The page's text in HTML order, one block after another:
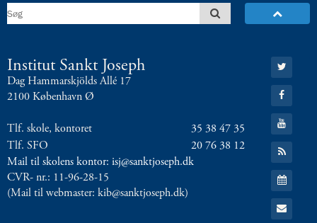
Institut Sankt Joseph
Dag Hammarskjölds Allé 17
2100 København Ø
Tlf. skole, kontoret
35 38 47 35
Tlf. SFO
20 76 38 12
Mail til skolens kontor: isj@sanktjoseph.dk
CVR- nr.: 11-96-28-15
(Mail til webmaster: kib@sanktjoseph.dk)
Gå
til:
Twitter
Gå
til:
Facebook
Gå
til:
YouTube
Gå
til:
RSS
feed
Gå
til:
Kalender
Gå
til: